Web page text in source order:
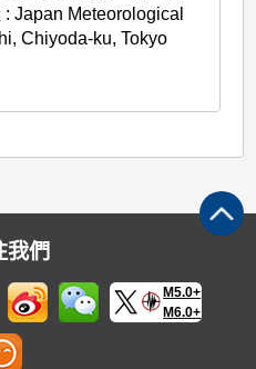
Japan Meteorological
Chiyoda-ku, Tokyo
我們
M5.0+
M6.0+